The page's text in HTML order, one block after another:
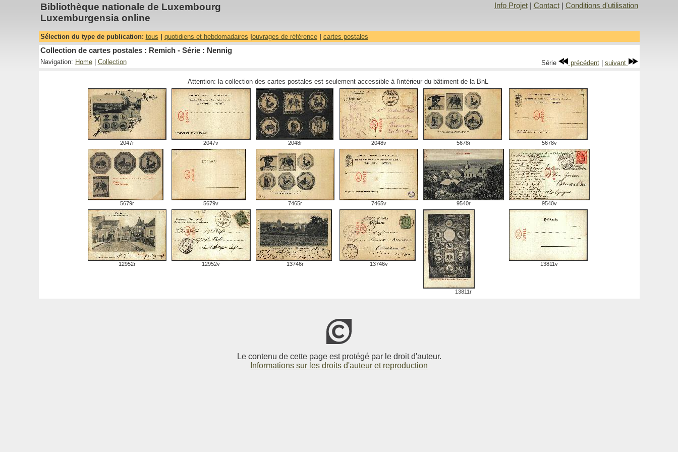
Bibliothèque nationale de Luxembourg
Luxemburgensia online
Info Projet| Contact| Conditions d'utilisation
Sélection du type de publication: tous quotidiens et hebdomadaires ouvrages de référence| cartes postales
Collection de cartes postales : Remich - Série : Nennig
Navigation: Home| Collection Série précédent| suivant
Attention: la collection des cartes postales est seulement accessible à l'intérieur du bâtiment de la BnL
2047r 2047v 2048r 2048v 5678r 5678v
5679r 5679v 7465r 7465v 9540r 9540v
12952r 12952v 13746r 13746v
13811r
13811v
Le contenu de cette page est protégé par le droit d'auteur.
Informations sur les droits d'auteur et reproduction